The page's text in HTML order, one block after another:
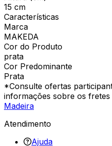
15 cm
Características
Marca
MAKEDA
Cor do Produto
prata
Cor Predominante
Prata
*Consulte ofertas
informações sobre os fretes
Madeira
Atendimento
Ajuda